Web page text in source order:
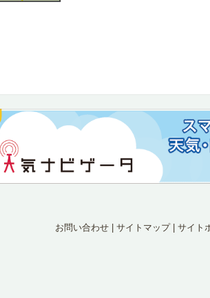
お問い合わせ サイトマップ| サイト